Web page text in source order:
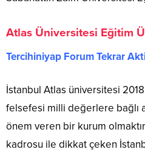
Atlas Üniversitesi Eğitim
Tercihiniyap Forum Tekrar
İstanbul Atlas üniversitesi
felsefesi milli değerlere bağlı
önem veren bir kurum
kadrosu ile dikkat çeken